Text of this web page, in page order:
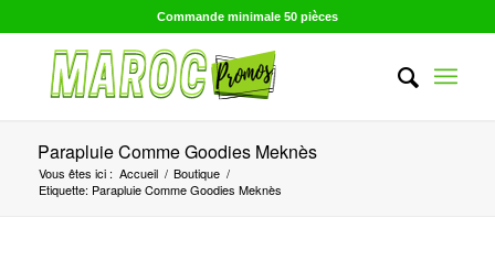
Commande minimale 50 pièces
Parapluie Comme Goodies Meknès
Vous êtes ici : Accueil / Boutique /
Etiquette: Parapluie Comme Goodies Meknès